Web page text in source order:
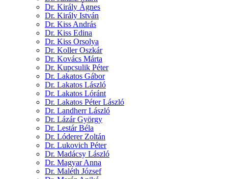
Dr. Király Ágnes
Dr. Király István
Dr. Kiss András
Dr. Kiss Edina
Dr. Kiss Orsolya
Dr. Koller Oszkár
Dr. Kovács Márta
Dr. Kupcsulik Péter
Dr. Lakatos Gábor
Dr. Lakatos László
Dr. Lakatos Lóránt
Dr. Lakatos Péter László
Dr. Landherr László
Dr. Lázár György
Dr. Lestár Béla
Dr. Lóderer Zoltán
Dr. Lukovich Péter
Dr. Madácsy László
Dr. Magyar Anna
Dr. Maléth József